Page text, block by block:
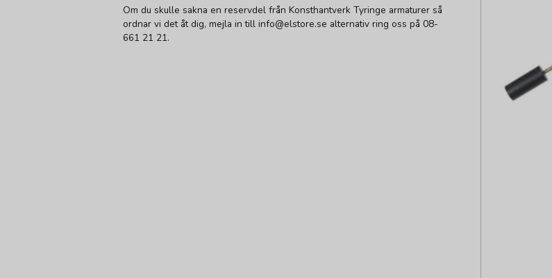
Om du skulle sakna en reservdel från Konsthantverk Tyringe armaturer så
ordnar vi det åt dig, mejla in till info@elstore.se alternativ ring oss på 08-
661 21 21.